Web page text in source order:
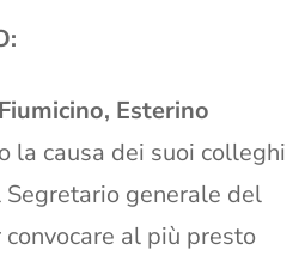
Esterino
la causa dei suoi colleghi
Segretario generale del
al più presto